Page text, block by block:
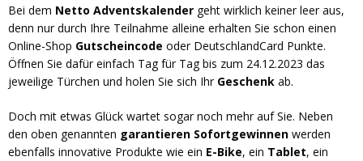
Bei dem Netto Adventskalender geht wirklich keiner leer aus,
denn nur durch Ihre Teilnahme alleine erhalten Sie schon einen
Online-Shop Gutscheincode oder DeutschlandCard Punkte.
Öffnen Sie dafür einfach Tag für Tag bis zum 24.12.2023 das
jeweilige Türchen und holen Sie sich Ihr Geschenk ab.
Doch mit etwas Glück wartet sogar noch mehr auf Sie. Neben
den oben genannten garantieren Sofortgewinnen werden
ebenfalls innovative Produkte wie ein E-Bike, ein Tablet, ein